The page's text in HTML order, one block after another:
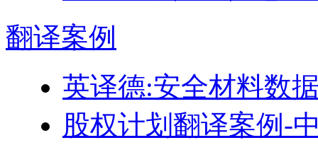
翻译案例
英译德:安全材料数
股权计划翻译案例-